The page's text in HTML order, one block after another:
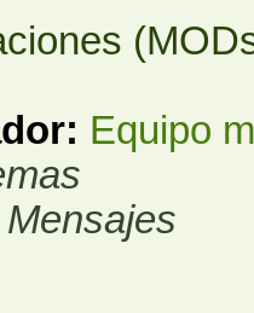
Equipo
Mensajes